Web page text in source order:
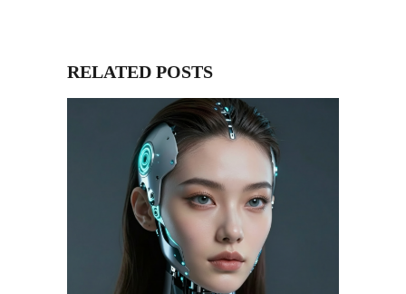
RELATED POSTS